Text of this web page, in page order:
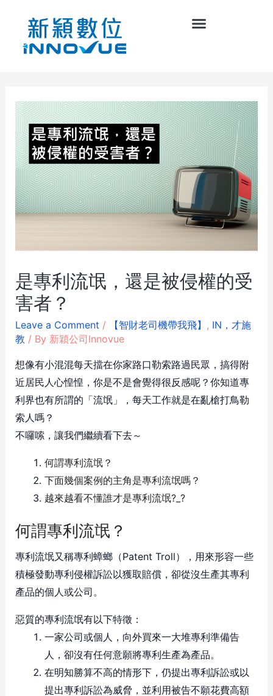
是專利流氓，還是被侵權的受
害者？
Leave a Comment / 【智財老司機帶我飛】 , IN，才施
教 / By 新穎公司Innovue
想像有小混混每天擋在你家路口勒索路過民眾，搞得附
近居民人心惶惶，你是不是會覺得很反感呢？你知道專
利界也有所謂的「流氓」，每天工作就是在亂槍打鳥勒
索人嗎？
不囉嗦，讓我們繼續看下去～
何謂專利流氓？
下面幾個案例的主角是專利流氓嗎？
越來越看不懂誰才是專利流氓?_?
何謂專利流氓？
專利流氓又稱專利蟑螂（Patent Troll），用來形容一些
積極發動專利侵權訴訟以獲取賠償，卻從沒生產其專利
產品的個人或公司。
惡質的專利流氓有以下特徵：
一家公司或個人，向外買來一大堆專利準備告
人，卻沒有任何意願將專利生產為產品。
在明知勝算不高的情形下，仍提出專利訴訟或以
提出專利訴訟為威脅，並利用被告不願花費高額